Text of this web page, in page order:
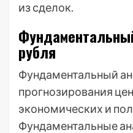
из сделок.
рубля
Фундаментальный
прогнозирования
экономических и
Фундаментальные